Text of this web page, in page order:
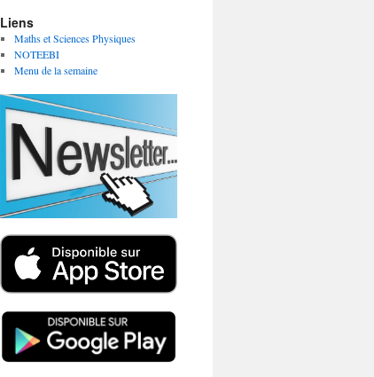
Liens
Maths et Sciences Physiques
NOTEEBI
Menu de la semaine